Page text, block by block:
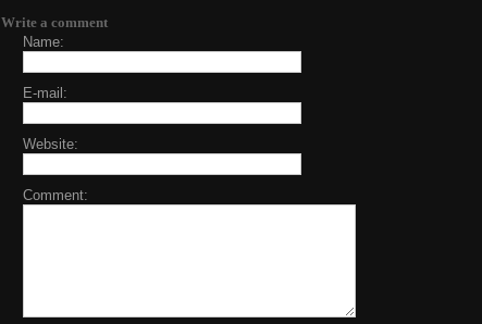
Write a comment
Name:
E-mail:
Website:
Comment: